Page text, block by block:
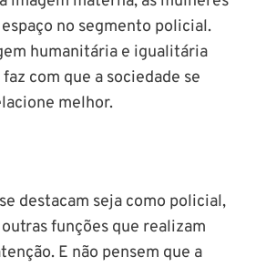
no segmento policial.
humanitária e igualitária
com que a sociedade se
melhor.
destacam seja como policial,
funções que realizam
E não pensem que a